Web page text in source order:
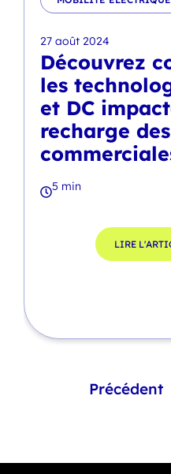
27 août 2024
Découvrez
les
et DC
recharge
5 min
LIRE
Précédent